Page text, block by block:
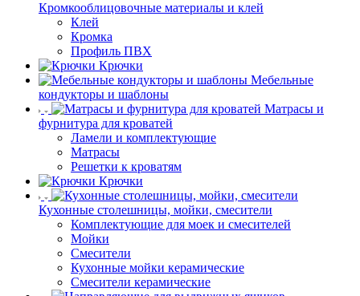
Кромкооблицовочные материалы и клей
Клей
Кромка
Профиль ПВХ
Крючки
Мебельные
кондукторы и шаблоны
Матрасы и
фурнитура для кроватей
Ламели и комплектующие
Матрасы
Решетки к кроватям
Крючки
Кухонные столешницы, мойки, смесители
Комплектующие для моек и смесителей
Мойки
Смесители
Кухонные мойки керамические
Смесители керамические